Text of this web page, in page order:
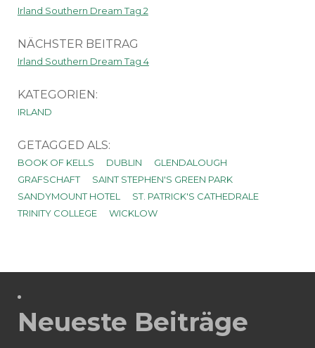
Irland Southern Dream Tag 2
NÄCHSTER BEITRAG
Irland Southern Dream Tag 4
KATEGORIEN:
IRLAND
GETAGGED ALS:
BOOK OF KELLS DUBLIN
GLENDALOUGH
GRAFSCHAFT
SAINT STEPHEN'S GREEN PARK
SANDYMOUNT HOTEL
ST. PATRICK'S CATHEDRALE
TRINITY COLLEGE
WICKLOW
Neueste Beiträge